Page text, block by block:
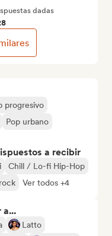
progresivo
Pop urbano
a recibir
Chill / Lo-fi Hip-Hop
Ver todos +4
a...
Latto
dadas